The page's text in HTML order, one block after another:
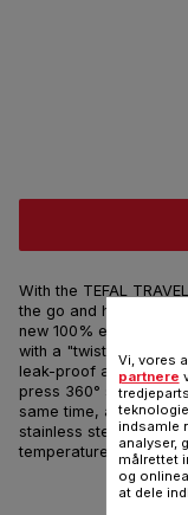
With the TEFAL
the go and hassle-
new 100% easy-open
with a "twisted"
leak-proof and
press 360° spout that
same time, a high-
stainless steel keeps
temperature.
Vi, vores
partnere
indsamle
analyser,
målrettet
og
at dele